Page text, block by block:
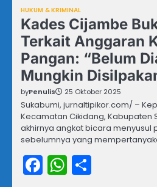
HUKUM & KRIMINAL
Kades Cijambe
Terkait Anggaran
Pangan: “Belum
Mungkin
byPenulis 25 Oktober 2025
Sukabumi, jurnaltipikor.com/ –
Kecamatan Cikidang, Kabupaten
akhirnya angkat bicara menyusul
sebelumnya yang
Facebook
WhatsApp